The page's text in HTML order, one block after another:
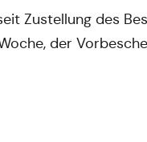
Zustellung des
der